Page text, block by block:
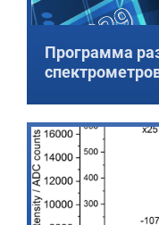
Программа